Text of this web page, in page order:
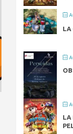
LA
LA